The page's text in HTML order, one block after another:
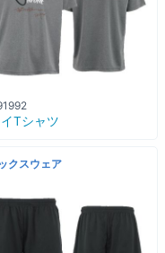
イTシャツ
クスウェア